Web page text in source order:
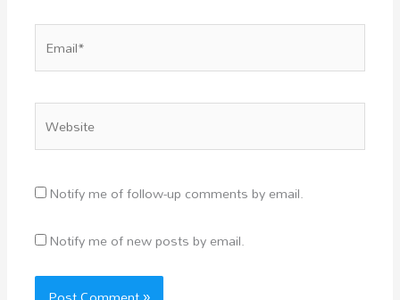
Notify me of follow-up comments by email.
Notify me of new posts by email.